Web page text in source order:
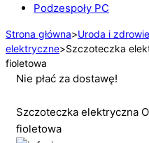
Podzespoły PC
Strona główna>Uroda i zdrowie
elektryczne>Szczoteczka
fioletowa
Nie płać za dostawę!
Szczoteczka elektryczna
fioletowa